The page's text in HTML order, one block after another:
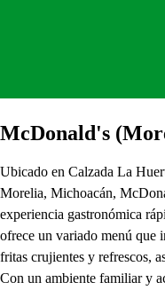
McDonald's
Ubicado en Calzada La
Morelia, Michoacán,
experiencia gastronómica
ofrece un variado menú que
fritas crujientes y refrescos,
Con un ambiente familiar y